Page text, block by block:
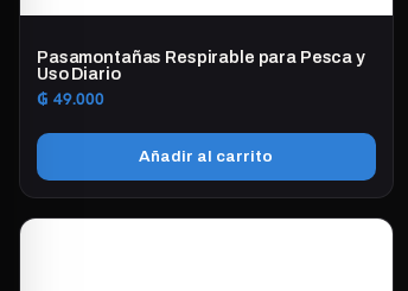
Pasamontañas Respirable para Pesca y
Uso Diario
₲ 49.000
Añadir al carrito